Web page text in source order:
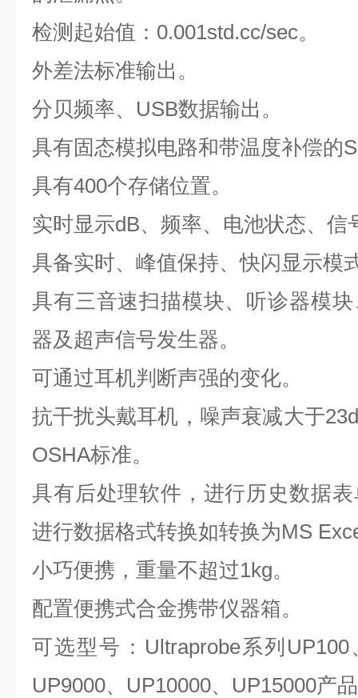
检测起始值：0.001std.cc/sec。
外差法标准输出。
分贝频率、USB数据输出。
具有固态模拟电路和带温度补偿的
具有400个存储位置。
实时显示dB、频率、电池状态、信
具备实时、峰值保持、快闪显示模
具有三音速扫描模块、听诊器模
器及超声信号发生器。
可通过耳机判断声强的变化。
抗干扰头戴耳机，噪声衰减大于
OSHA标准。
具有后处理软件，进行历史数据
进行数据格式转换如转换为MS
小巧便携，重量不超过1kg。
配置便携式合金携带仪器箱。
可选型号：Ultraprobe系列UP100
UP9000、UP10000、UP15000产